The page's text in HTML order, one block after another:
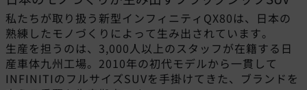
私たちが取り扱う新型インフィニティQX80は、日本の
熟練したモノづくりによって生み出されています。
生産を担うのは、3,000人以上のスタッフが在籍する日
産車体九州工場。2010年の初代モデルから一貫して
INFINITIのフルサイズSUVを手掛けてきた、ブランドを